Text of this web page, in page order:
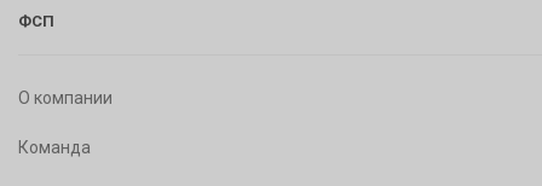
ФСП
О компании
Команда